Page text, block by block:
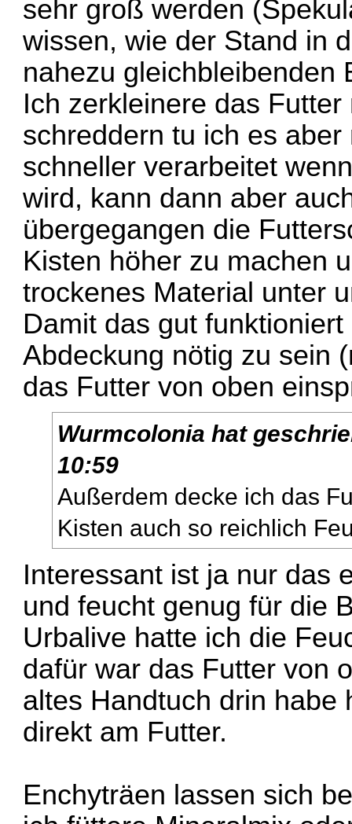
sehr groß werden
wissen, wie der Stand in
nahezu gleichbleibenden
Ich zerkleinere das
schreddern tu ich es
schneller verarbeitet
wird, kann dann aber
übergegangen die
Kisten höher zu machen
trockenes Material unter
Damit das gut
Abdeckung nötig zu sein
das Futter von oben
Wurmcolonia hat
10:59
Außerdem decke ich das
Kisten auch so reichlich
Interessant ist ja nur das
und feucht genug für die
Urbalive hatte ich die
dafür war das Futter von
altes Handtuch drin habe
direkt am Futter.
Enchyträen lassen sich